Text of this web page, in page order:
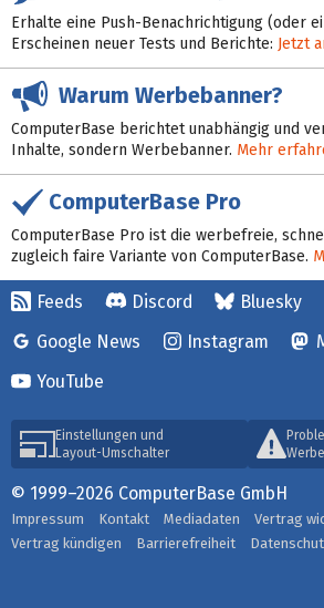
Erhalte eine Push-Benachrichtigung (oder
Erscheinen neuer Tests und Berichte: Jetzt
Warum Werbebanner?
ComputerBase berichtet unabhängig und
Inhalte, sondern Werbebanner. Mehr
ComputerBase Pro
ComputerBase Pro ist die werbefreie,
zugleich faire Variante von ComputerBase.
Feeds Discord Bluesky
Google News
Instagram
YouTube
Einstellungen und
Layout-Umschalter
© 1999–2026 ComputerBase GmbH
Impressum Kontakt Mediadaten
Vertrag
Vertrag kündigen
Barrierefreiheit